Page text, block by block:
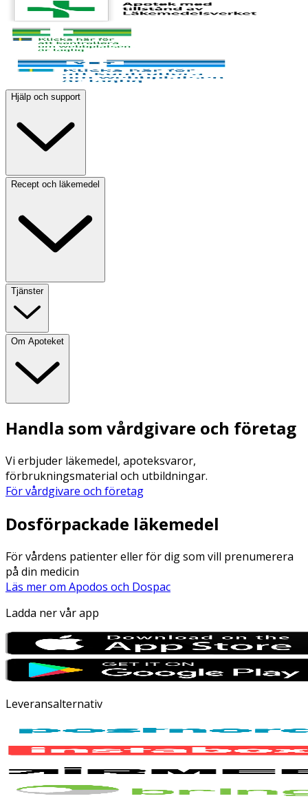
Hjälp och support
Recept och läkemedel
Tjänster
Om Apoteket
Handla som vårdgivare och företag
Vi erbjuder läkemedel, apoteksvaror,
förbrukningsmaterial och utbildningar.
För vårdgivare och företag
Dosförpackade läkemedel
För vårdens patienter eller för dig som vill prenumerera
på din medicin
Läs mer om Apodos och Dospac
Ladda ner vår app
Leveransalternativ